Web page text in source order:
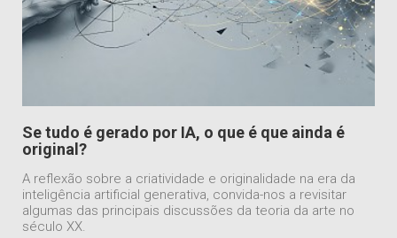
Se tudo é gerado por IA, o que é que ainda é
original?
A reflexão sobre a criatividade e originalidade na era da
inteligência artificial generativa, convida-nos a revisitar
algumas das principais discussões da teoria da arte no
século XX.